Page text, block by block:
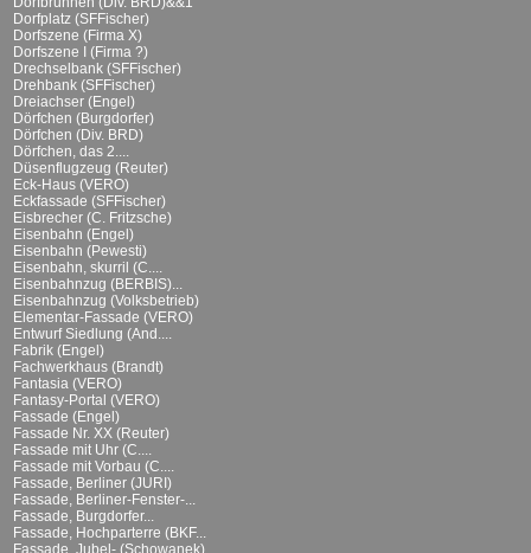
Dorfplatz (SFFischer)
Dorfszene (Firma X)
Dorfszene I (Firma ?)
Drechselbank (SFFischer)
Drehbank (SFFischer)
Dreiachser (Engel)
Dörfchen (Burgdorfer)
Dörfchen (Div. BRD)
Dörfchen, das 2....
Düsenflugzeug (Reuter)
Eck-Haus (VERO)
Eckfassade (SFFischer)
Eisbrecher (C. Fritzsche)
Eisenbahn (Engel)
Eisenbahn (Pewesti)
Eisenbahn, skurril (C....
Eisenbahnzug (BERBIS)...
Eisenbahnzug (Volksbetrieb)
Elementar-Fassade (VERO)
Entwurf Siedlung (And....
Fabrik (Engel)
Fachwerkhaus (Brandt)
Fantasia (VERO)
Fantasy-Portal (VERO)
Fassade (Engel)
Fassade Nr. XX (Reuter)
Fassade mit Uhr (C....
Fassade mit Vorbau (C....
Fassade, Berliner (JURI)
Fassade, Berliner-Fenster-...
Fassade, Burgdorfer...
Fassade, Hochparterre (BKF...
Fassade, Jubel- (Schowanek)